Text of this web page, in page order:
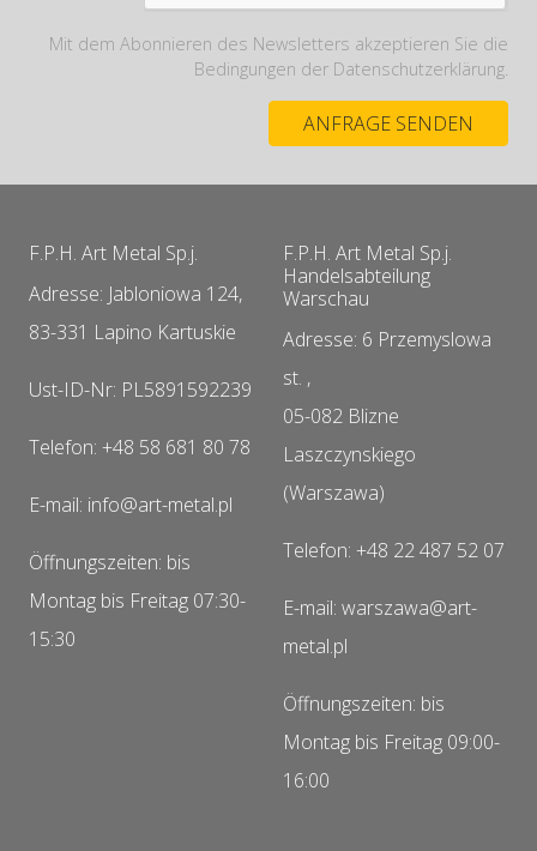
Mit dem Abonnieren des Newsletters akzeptieren Sie die
Bedingungen der Datenschutzerklärung.
F.P.H. Art Metal Sp.j.
Adresse: Jabloniowa 124,
83-331 Lapino Kartuskie
Ust-ID-Nr: PL5891592239
Telefon: +48 58 681 80 78
E-mail: info@art-metal.pl
Öffnungszeiten: bis
Montag bis Freitag 07:30-
15:30
F.P.H. Art Metal Sp.j.
Handelsabteilung
Warschau
Adresse: 6 Przemyslowa
st. ,
05-082 Blizne
Laszczynskiego
(Warszawa)
Telefon: +48 22 487 52 07
E-mail: warszawa@art-
metal.pl
Öffnungszeiten: bis
Montag bis Freitag 09:00-
16:00